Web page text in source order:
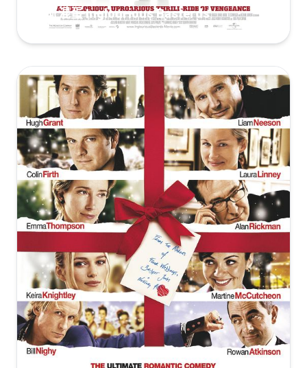
无耻混蛋 Inglourious Basterds